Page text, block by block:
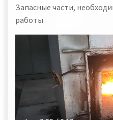
Запасные части,
работы